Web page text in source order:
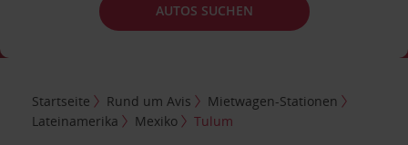
AUTOS SUCHEN
Startseite Rund um Avis
Mietwagen-Stationen
Lateinamerika
Mexiko Tulum